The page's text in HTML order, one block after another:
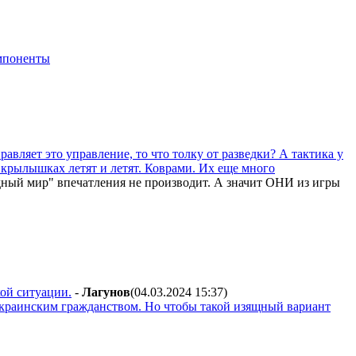
это управление, то что толку от разведки? А тактика у
летят и летят. Коврами. Их еще много
мир" впечатления не производит. А значит ОНИ из игры
ситуации. - Лaгyнoв(04.03.2024 15:37)
гражданством. Но чтобы такой изящный вариант